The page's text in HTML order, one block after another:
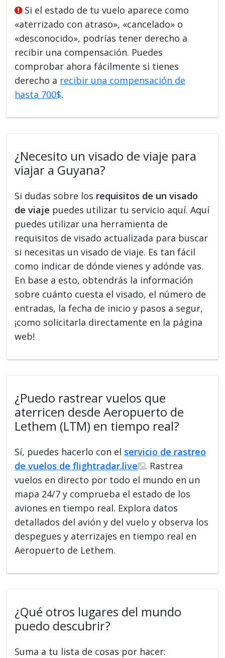
Si el estado de tu vuelo aparece como
«aterrizado con atraso», «cancelado» o
«desconocido», podrías tener derecho a
recibir una compensación. Puedes
comprobar ahora fácilmente si tienes
derecho a recibir una compensación de
hasta 700$.
¿Necesito un visado de viaje para
viajar a Guyana?
Si dudas sobre los requisitos de un visado
de viaje puedes utilizar tu servicio aquí. Aquí
puedes utilizar una herramienta de
requisitos de visado actualizada para buscar
si necesitas un visado de viaje. Es tan fácil
como indicar de dónde vienes y adónde vas.
En base a esto, obtendrás la información
sobre cuánto cuesta el visado, el número de
entradas, la fecha de inicio y pasos a segur,
¡como solicitarla directamente en la página
web!
¿Puedo rastrear vuelos que
aterricen desde Aeropuerto de
Lethem (LTM) en tiempo real?
Sí, puedes hacerlo con el servicio de rastreo
de vuelos de flightradar.live
. Rastrea
vuelos en directo por todo el mundo en un
mapa 24/7 y comprueba el estado de los
aviones en tiempo real. Explora datos
detallados del avión y del vuelo y observa los
despegues y aterrizajes en tiempo real en
Aeropuerto de Lethem.
¿Qué otros lugares del mundo
puedo descubrir?
Suma a tu lista de cosas por hacer: